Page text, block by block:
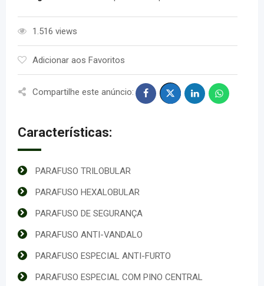
1.516 views
Adicionar aos Favoritos
Compartilhe este anúncio:
Características:
PARAFUSO TRILOBULAR
PARAFUSO HEXALOBULAR
PARAFUSO DE SEGURANÇA
PARAFUSO ANTI-VANDALO
PARAFUSO ESPECIAL ANTI-FURTO
PARAFUSO ESPECIAL COM PINO CENTRAL